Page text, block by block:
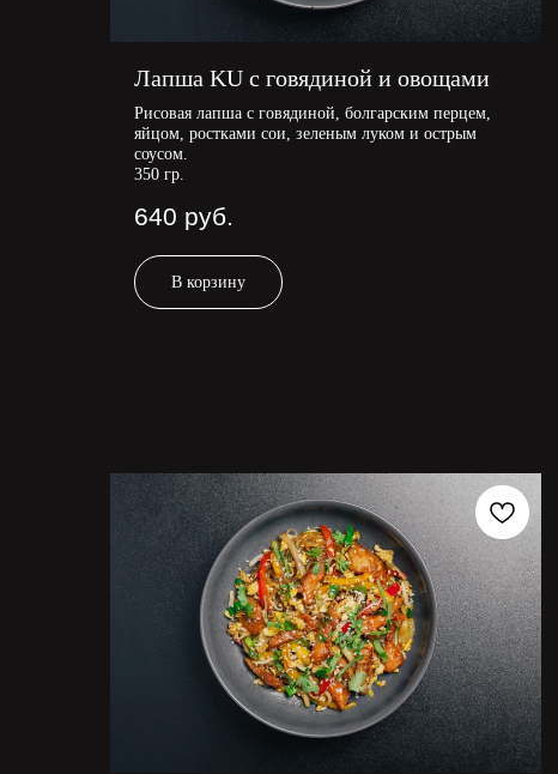
Лапша KU с говядиной и овощами
Рисовая лапша с говядиной, болгарским перцем,
яйцом, ростками сои, зеленым луком и острым
соусом.
350 гр.
640 руб.
В корзину